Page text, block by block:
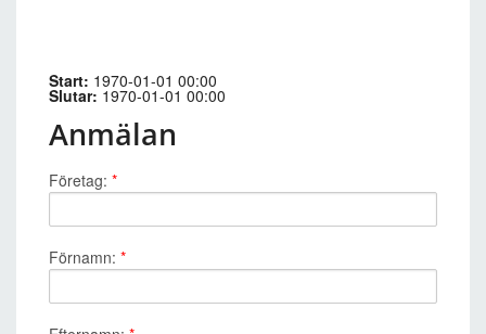
Start: 1970-01-01 00:00
Slutar: 1970-01-01 00:00
Anmälan
Företag: *
Förnamn: *